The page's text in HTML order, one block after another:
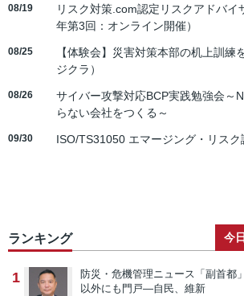
08/19
リスク対策.com認定リスクアドバイ
年第3回：オンライン開催）
08/25
【体験会】災害対策本部の机上訓
ジクラ）
08/26
サイバー攻撃対応BCP実践勉強会～
らない会社をつくる～
09/30 ISO/TS31050 エマージング・リスク
ランキング 今日
1 防災・危機管理ニュース 「副首都
以外にも門戸―自民、維新